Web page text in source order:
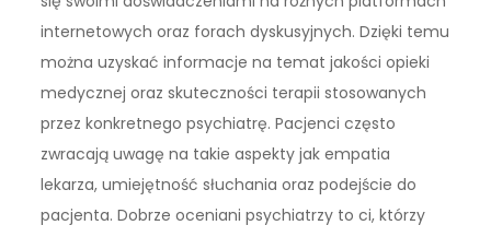
internetowych oraz forach dyskusyjnych. Dzięki temu
można uzyskać informacje na temat jakości opieki
medycznej oraz skuteczności terapii stosowanych
przez konkretnego psychiatrę. Pacjenci często
zwracają uwagę na takie aspekty jak empatia
lekarza, umiejętność słuchania oraz podejście do
pacjenta. Dobrze oceniani psychiatrzy to ci, którzy